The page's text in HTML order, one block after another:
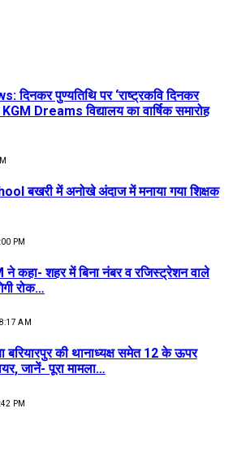
दिनकर पुण्यतिथि पर ‘राष्ट्रकवि दिनकर
Dreams विद्यालय का वार्षिक समारोह
बखरी में अनोखे अंदाज में मनाया गया शिक्षक
PM
कहा- शहर में बिना नंबर व रजिस्ट्रेशन वाले
रोक…
AM
बरियारपुर की थानाध्यक्ष समेत 12 के ऊपर
जानें- पूरा मामला…
PM